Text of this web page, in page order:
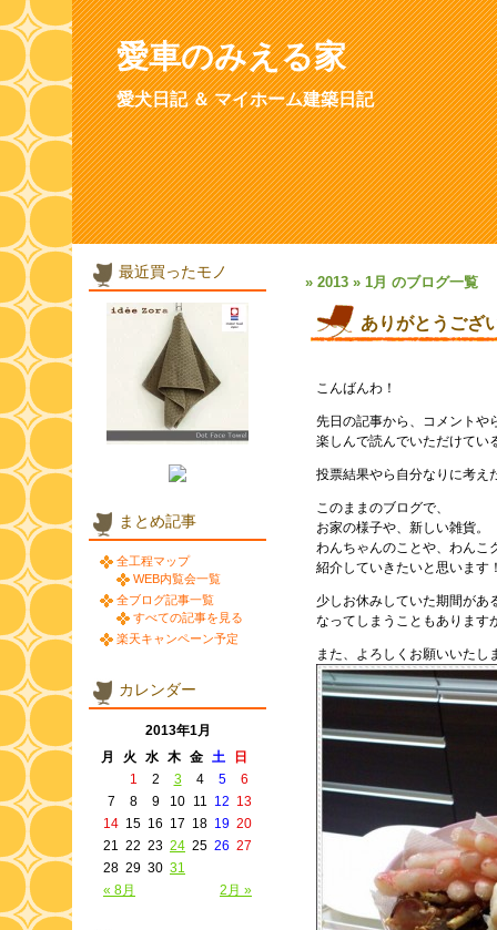
愛車のみえる家
愛犬日記 ＆ マイホーム建築日記
» 2013 » 1月 のブログ一覧
ありがとうござ
こんばんわ！
先日の記事から、コメントや
楽しんで読んでいただけてい
投票結果やら自分なりに考え
このままのブログで、
お家の様子や、新しい雑貨。
わんちゃんのことや、わんこ
紹介していきたいと思います
少しお休みしていた期間があ
なってしまうこともあります
また、よろしくお願いいたし
最近買ったモノ
まとめ記事
全工程マップ
WEB内覧会一覧
全ブログ記事一覧
すべての記事を見る
楽天キャンペーン予定
カレンダー
2013年1月
月
火 水 木 金 土 日
« 8月 2月 »
1 2 3 4 5
6
7
8 9 10 11 12 13
14 15 16 17 18 19 20
21 22 23 24 25 26 27
28 29 30 31